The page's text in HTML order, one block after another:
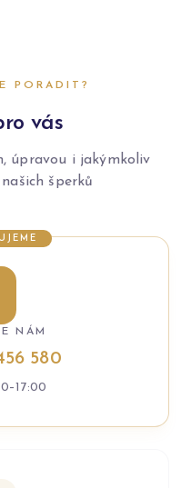
PORADIT?
vás
úpravou i jakýmkoliv
šperků
NÁM
580